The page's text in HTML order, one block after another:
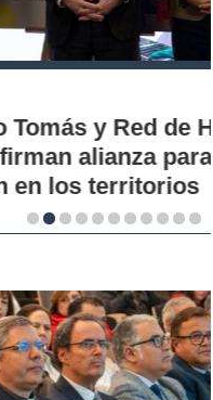
de Hubs
para impulsar